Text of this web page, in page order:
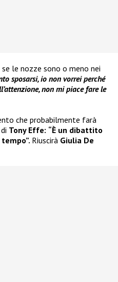
le nozze sono o meno nei
sposarsi, io non vorrei perché
non mi piace fare le
che probabilmente farà
Tony Effe: “È un dibattito
Riuscirà Giulia De